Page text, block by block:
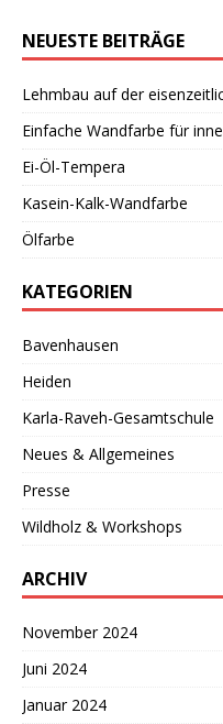
NEUESTE BEITRÄGE
Lehmbau auf der
Einfache Wandfarbe für
Ei-Öl-Tempera
Kasein-Kalk-Wandfarbe
Ölfarbe
KATEGORIEN
Bavenhausen
Heiden
Karla-Raveh-Gesamtschule
Neues & Allgemeines
Presse
Wildholz & Workshops
ARCHIV
November 2024
Juni 2024
Januar 2024